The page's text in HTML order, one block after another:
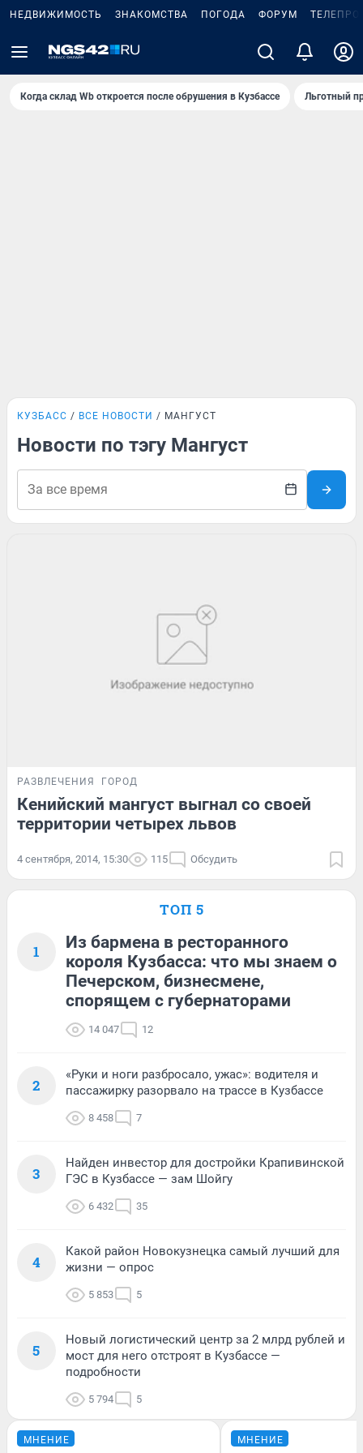
НЕДВИЖИМОСТЬ ЗНАКОМСТВА ПОГОДА ФОРУМ
Когда склад Wb откроется после обрушения в Кузбассе Льготный
КУЗБАСС ВСЕ НОВОСТИ МАНГУСТ
Новости по тэгу Мангуст
РАЗВЛЕЧЕНИЯ ГОРОД
Кенийский мангуст выгнал со своей
территории четырех львов
4 сентября, 2014, 15:30 115 Обсудить
ТОП 5
1
Из бармена в ресторанного
короля Кузбасса: что мы знаем о
Печерском, бизнесмене,
спорящем с губернаторами
14 047 12
2
«Руки и ноги разбросало, ужас»: водителя и
пассажирку разорвало на трассе в Кузбассе
8 458 7
3
Найден инвестор для достройки Крапивинской
ГЭС в Кузбассе — зам Шойгу
6 432 35
4
Какой район Новокузнецка самый лучший для
жизни — опрос
5 853 5
5
Новый логистический центр за 2 млрд рублей и
мост для него отстроят в Кузбассе —
подробности
5 794 5
МНЕНИЕ МНЕНИЕ